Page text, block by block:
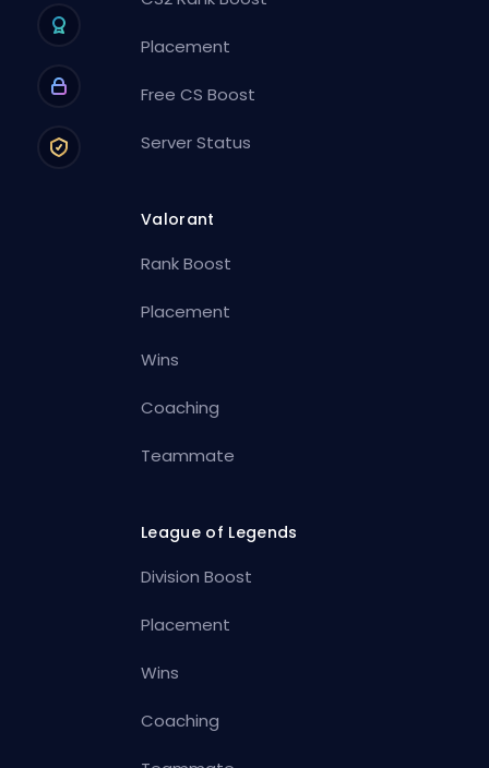
Placement
Free CS Boost
Server Status
Valorant
Rank Boost
Placement
Wins
Coaching
Teammate
League of Legends
Division Boost
Placement
Wins
Coaching